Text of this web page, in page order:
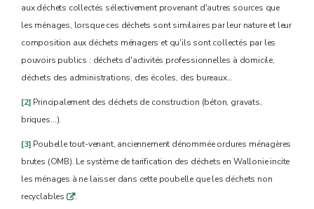
aux déchets collectés sélectivement provenant d'autres sources que
les ménages, lorsque ces déchets sont similaires par leur nature et leur
composition aux déchets ménagers et qu'ils sont collectés par les
pouvoirs publics : déchets d'activités professionnelles à domicile,
déchets des administrations, des écoles, des bureaux...
[2] Principalement des déchets de construction (béton, gravats,
briques…).
[3] Poubelle tout-venant, anciennement dénommée ordures ménagères
brutes (OMB). Le système de tarification des déchets en Wallonie incite
les ménages à ne laisser dans cette poubelle que les déchets non
recyclables q.